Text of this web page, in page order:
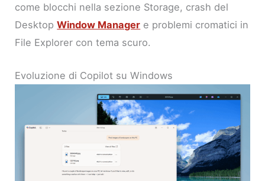
come blocchi nella sezione Storage, crash del
DesktopWindow Manager e problemi cromatici in
File Explorer con tema scuro.
Evoluzione di Copilot su Windows